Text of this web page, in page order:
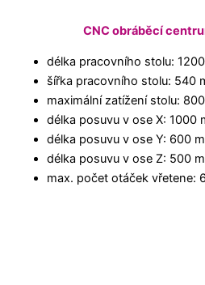
CNC obráběcí
délka pracovního stolu:
šířka pracovního stolu: 540
maximální zatížení stolu:
délka posuvu v ose X: 1000
délka posuvu v ose Y: 600
délka posuvu v ose Z: 500
max. počet otáček vřetene: